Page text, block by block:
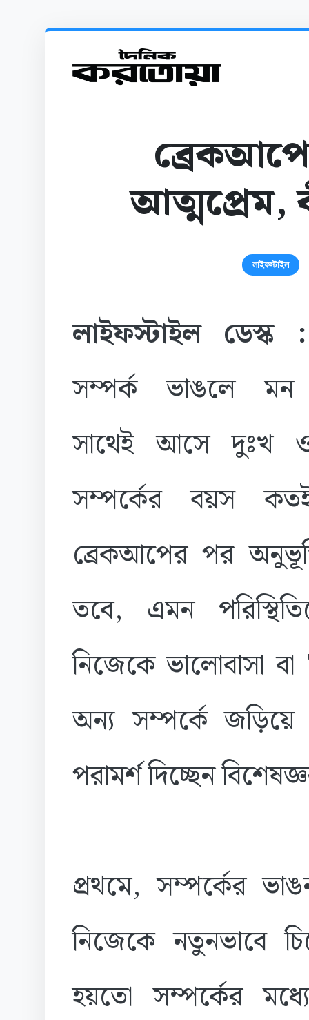
আত্মপ্রেম,
লাইফস্টাইল
লাইফস্টাইল
সম্পর্ক ভাঙলে মন
সাথেই আসে দুঃখ
সম্পর্কের বয়স
ব্রেকআপের পর
তবে, এমন
নিজেকে ভালোবাসা
অন্য সম্পর্কে
পরামর্শ দিচ্ছেন
প্রথমে, সম্পর্কের
নিজেকে নতুনভাবে
হয়তো সম্পর্কের